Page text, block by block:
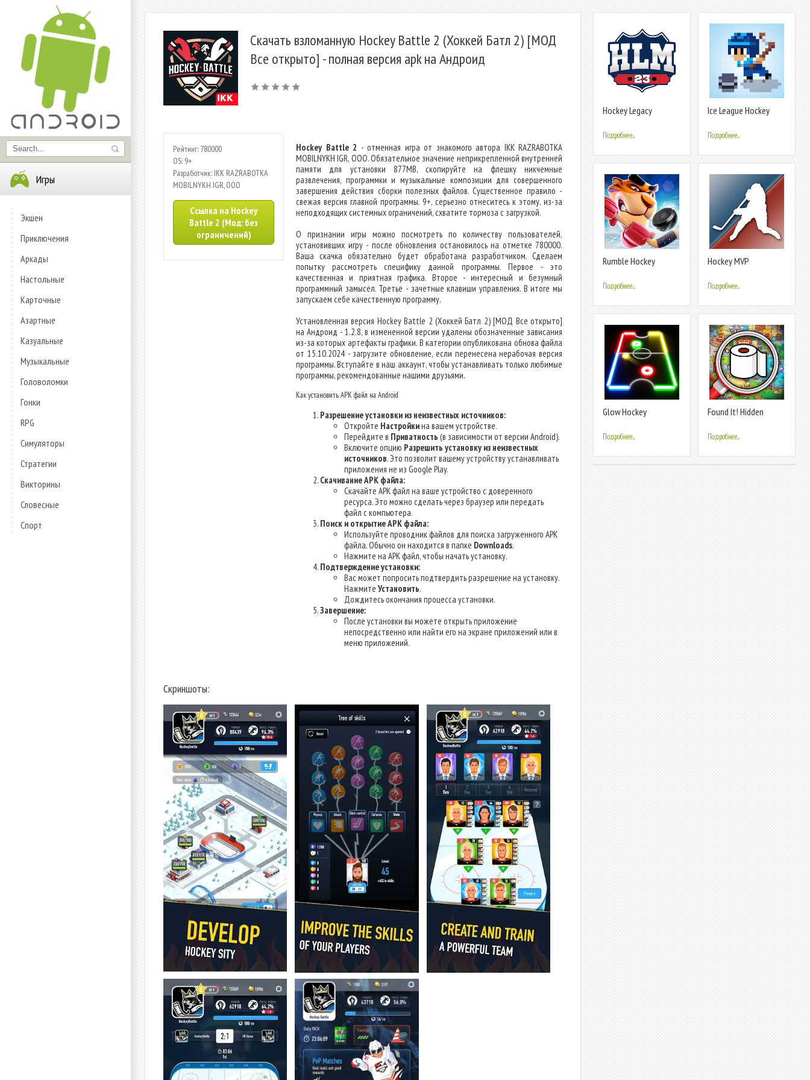
Игры
Экшен
Приключения
Аркады
Настольные
Карточные
Азартные
Казуальные
Музыкальные
Головоломки
Гонки
RPG
Симуляторы
Стратегии
Викторины
Словесные
Спорт
Скачать взломанную Hockey Battle 2 (Хоккей Батл 2) [МОД
Все открыто] - полная версия apk на Андроид
Рейтинг: 780000
OS: 9+
Разработчик: IKK RAZRABOTKA
MOBILNYKH IGR, OOO
Ссылка на Hockey
Battle 2 (Мод: без
ограничений)
Hockey Battle 2 - отменная игра от знакомого автора IKK RAZRABOTKA
MOBILNYKH IGR, OOO. Обязательное значение неприкрепленной внутренней
памяти для установки 877MB, скопируйте на флешку никчемные
развлечения, программки и музыкальные композиции для совершенного
завершения действия сборки полезных файлов. Существенное правило -
свежая версия главной программы. 9+, серьезно отнеситесь к этому, из-за
неподходящих системных ограничений, схватите тормоза с загрузкой.
О признании игры можно посмотреть по количеству пользователей,
установивших игру - после обновления остановилось на отметке 780000.
Ваша скачка обязательно будет обработана разработчиком. Сделаем
попытку рассмотреть специфику данной программы. Первое - это
качественная и приятная графика. Второе - интересный и безумный
программный замысел. Третье - зачетные клавиши управления. В итоге мы
запускаем себе качественную программу.
Установленная версия Hockey Battle 2 (Хоккей Батл 2) [МОД Все открыто]
на Андроид - 1.2.8, в измененной версии удалены обозначенные зависания
из-за которых артефакты графики. В категории опубликована обнова файла
от 15.10.2024 - загрузите обновление, если перенесена нерабочая версия
программы. Вступайте в наш аккаунт, чтобы устанавливать только любимые
программы, рекомендованные нашими друзьями.
Как установить APK файл на Android
Разрешение установки из неизвестных источников:
Откройте Настройкина вашем устройстве.
Перейдите в Приватность (в зависимости от версии Android).
Включите опцию Разрешить установку из неизвестных
источников. Это позволит вашему устройству устанавливать
приложения не из Google Play.
Скачивание APK файла:
Скачайте APK файл на ваше устройство с доверенного
ресурса. Это можно сделать через браузер или передать
файл с компьютера.
Поиск и открытие APK файла:
Используйте проводник файлов для поиска загруженного APK
файла. Обычно он находится в папке Downloads.
Нажмите на APK файл, чтобы начать установку.
Подтверждение установки:
Вас может попросить подтвердить разрешение на установку.
Нажмите Установить.
Дождитесь окончания процесса установки.
Завершение:
После установки вы можете открыть приложение
непосредственно или найти его на экране приложений или в
меню приложений.
Скриншоты:
Hockey Legacy
Подробнее...
Ice League Hockey
Подробнее...
Rumble Hockey
Подробнее...
Hockey MVP
Подробнее...
Glow Hockey
Подробнее...
Found It! Hidden
Подробнее...